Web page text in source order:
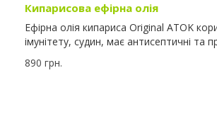
Кипарисова ефірна олія
Ефірна олія кипариса Original ATOK
імунітету, судин, має антисептичні та
890 грн.